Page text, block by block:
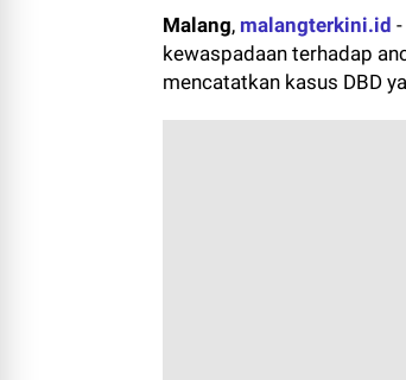
Malang, malangterkini.id -
kewaspadaan terhadap
mencatatkan kasus DBD